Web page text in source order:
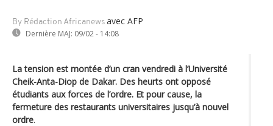
By Rédaction Africanews avec AFP
Dernière MAJ: 09/02 - 14:08
La tension est montée d’un cran vendredi à l’Université
Cheik-Anta-Diop de Dakar. Des heurts ont opposé
étudiants aux forces de l’ordre. Et pour cause, la
fermeture des restaurants universitaires jusqu’à nouvel
ordre.